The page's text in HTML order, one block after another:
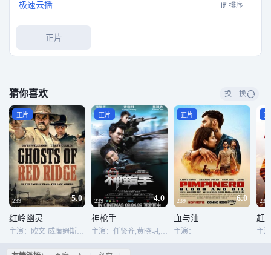
极速云播 排序
正片
猜你喜欢 换一换
239 5.0
正片
红岭幽灵
主演：欧文·威廉姆斯,Trent Culkin,Griffin Wade
239 4.0
正片
神枪手
主演：任贤齐,黄晓明,陈冠希,叶璇,刘浩龙,廖启智,邓健泓,方皓玟,王秀琳,高捷,林保怡,刘国昌
239 6.0
正片
血与油
主演：
239
正
赶